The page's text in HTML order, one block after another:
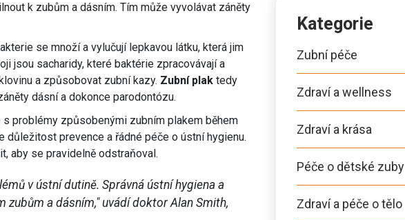
k zubům a dásním. Tím může vyvolávat záněty
se množí a vylučují lepkavou látku, která jim
jsou sacharidy, které baktérie zpracovávají a
a způsobovat zubní kazy. Zubní plak tedy
dásní a dokonce parodontózu.
problémy způsobenými zubním plakem během
prevence a řádné péče o ústní hygienu.
aby se pravidelně odstraňoval.
v ústní dutině. Správná ústní hygiena a
zubům a dásním," uvádí doktor Alan Smith,
Kategorie
Zubní péče
Zdraví a wellness
Zdraví a krása
Péče o dětské zuby
Zdraví a péče o tělo